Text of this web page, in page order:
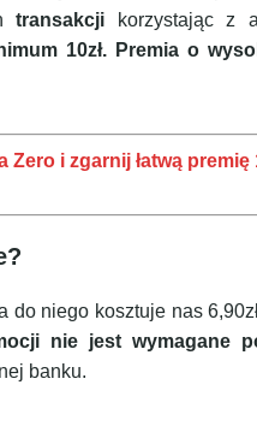
transakcji
korzystając z
10zł. Premia o
Zero i zgarnij łatwą premię
do niego kosztuje nas
nie jest wymagane
banku.